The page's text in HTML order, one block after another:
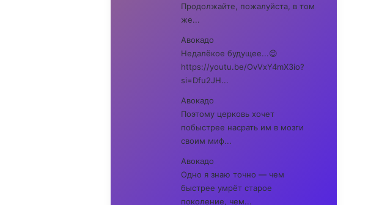
Продолжайте, пожалуйста, в том
же...
Авокадо
Недалёкое будущее...😉
https://youtu.be/OvVxY4mX3io?
si=Dfu2JH...
Авокадо
Поэтому церковь хочет
побыстрее насрать им в мозги
своим миф...
Авокадо
Одно я знаю точно — чем
быстрее умрёт старое
поколение, чем...